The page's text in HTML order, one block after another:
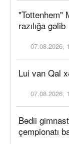
"Tottenhem"
razılığa gəlib
07.08.2026,
Lui van Qal
07.08.2026,
Bədii
çempionatı